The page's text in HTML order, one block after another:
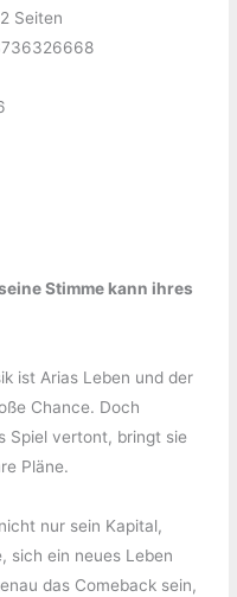
Seiten
Stimme kann ihres
ist Arias Leben und der
Chance. Doch
Spiel vertont, bringt sie
Pläne.
nur sein Kapital,
sich ein neues Leben
das Comeback sein,